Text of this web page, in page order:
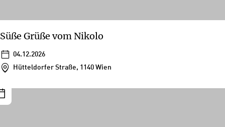
Süße Grüße vom Nikolo
04.12.2026
Hütteldorfer Straße, 1140 Wien